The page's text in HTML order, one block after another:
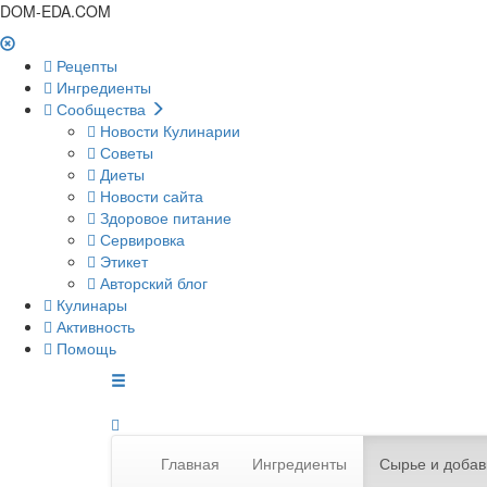
DOM-EDA.COM
Рецепты
Ингредиенты
Сообщества
Новости Кулинарии
Советы
Диеты
Новости сайта
Здоровое питание
Сервировка
Этикет
Авторский блог
Кулинары
Активность
Помощь
Главная Ингредиенты Сырье и